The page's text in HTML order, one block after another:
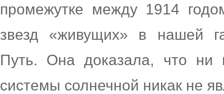
промежутке между 1914
звезд «живущих» в нашей
Путь. Она доказала, что ни
системы солнечной никак не